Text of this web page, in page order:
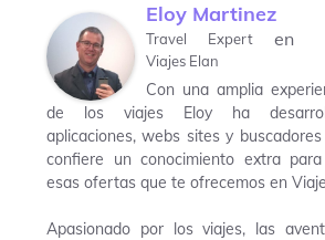
Eloy Martinez
Travel Experten
Viajes Elan
Con una amplia
de los viajes Eloy ha
aplicaciones, webs sites y
confiere un conocimiento extra
esas ofertas que te ofrecemos en
Apasionado por los viajes, las